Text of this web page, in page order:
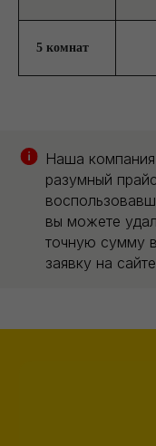
5 комнат
Наша
разумный
вы можете
точную сумму
заявку на